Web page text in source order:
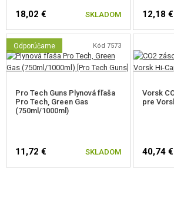
Predĺžené zväčšené hrdlo zásobníka.
Jedinečné sériové číslo vyryté na ráme
Adaptér na tlmič vrátane krytu. Závit 14 mm
18,02 € SKLADOM 12,18 €
Odporúčame Kód 7573
Pro Tech Guns Plynová fľaša
Pro Tech, Green Gas
(750ml/1000ml)
11,72 € SKLADOM
Vorsk
pre
40,74 €